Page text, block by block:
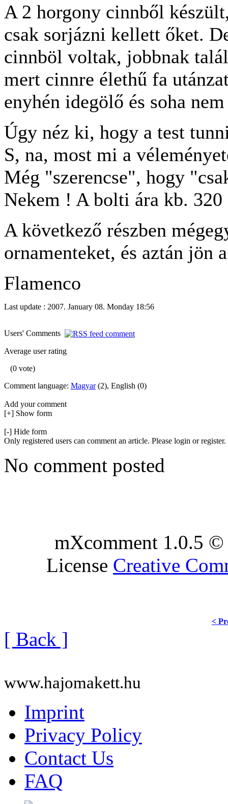
A 2 horgony cinnből
csak sorjázni kellett őket.
cinnböl voltak, jobbnak
mert cinnre élethű fa
enyhén idegölő és soha
Úgy néz ki, hogy a test
S, na, most mi a
Még "szerencse", hogy
Nekem ! A bolti ára kb. 320
A következő részben
ornamenteket, és aztán jön
Flamenco
Last update : 2007. January 08. Monday 18:56
Users' Comments
Average user rating
(0 vote)
Comment language: Magyar(2), English (0)
Add your comment
[+] Show form
[-] Hide form
Only registered users can comment an article. Please login or register.
No comment posted
mXcomment 1.0.5
License Creative
<
[ Back ]
www.hajomakett.hu
Imprint
Privacy Policy
Contact Us
FAQ